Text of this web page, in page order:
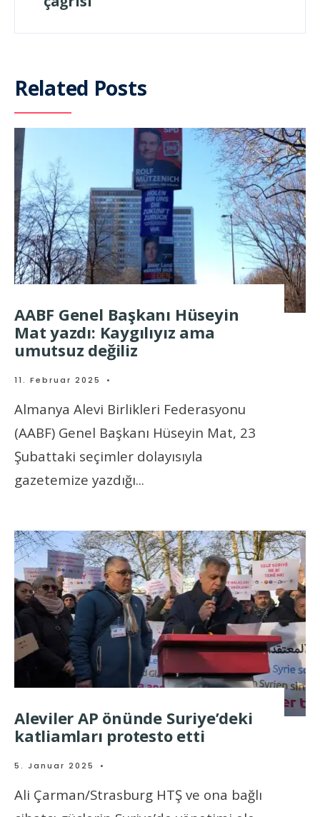
Related Posts
AABF Genel Başkanı Hüseyin
Mat yazdı: Kaygılıyız ama
umutsuz değiliz
11. Februar 2025 •
Almanya Alevi Birlikleri Federasyonu
(AABF) Genel Başkanı Hüseyin Mat, 23
Şubattaki seçimler dolayısıyla
gazetemize yazdığı...
Aleviler AP önünde Suriye’deki
katliamları protesto etti
5. Januar 2025 •
Ali Çarman/Strasburg HTŞ ve ona bağlı